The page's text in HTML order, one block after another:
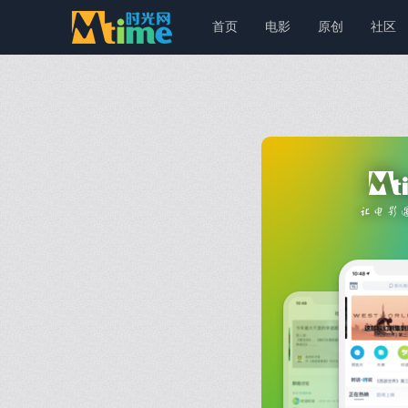
首页 电影 原创 社区